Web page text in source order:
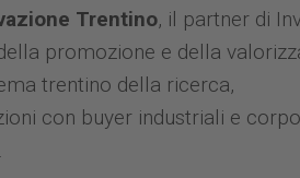
Trentino, il partner di
promozione e della
trentino della ricerca,
con buyer industriali e